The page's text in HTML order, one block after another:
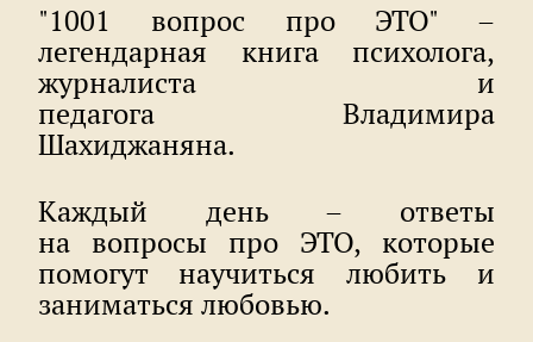
"1001 вопрос про ЭТО" –
легендарная книга психолога,
журналиста и
педагога Владимира
Шахиджаняна.
Каждый день – ответы
на вопросы про ЭТО, которые
помогут научиться любить и
заниматься любовью.